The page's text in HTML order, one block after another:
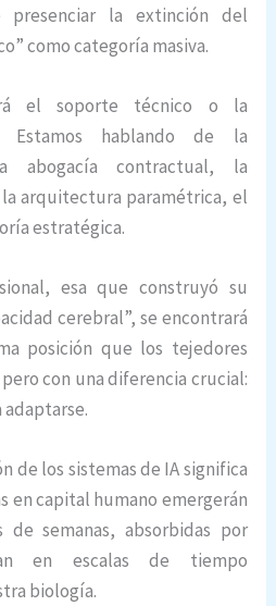
la extinción del
como categoría masiva.
el soporte técnico o la
Estamos hablando de la
abogacía contractual, la
arquitectura paramétrica, el
estratégica.
esa que construyó su
cerebral”, se encontrará
posición que los tejedores
con una diferencia crucial:
de los sistemas de IA significa
en capital humano emergerán
de semanas, absorbidas por
en escalas de tiempo
biología.